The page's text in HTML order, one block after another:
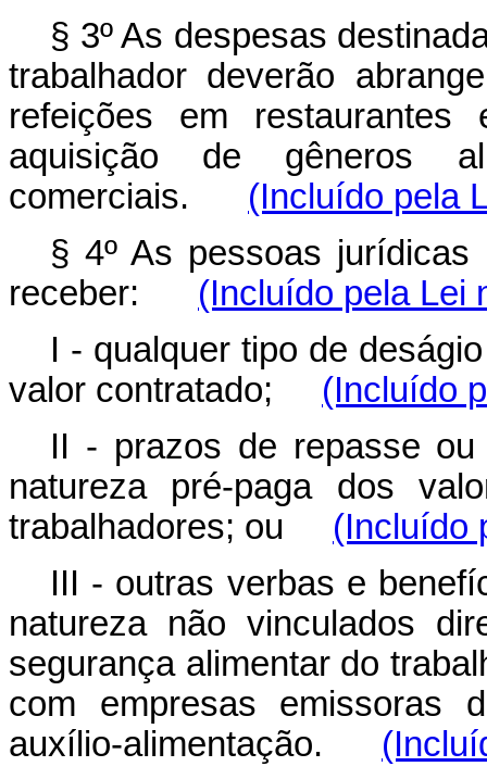
§ 3º As despesas
trabalhador deverão
refeições em
aquisição de gêneros
comerciais. (Incluído pela
§ 4º As pessoas
receber: (Incluído pela Lei
I - qualquer tipo de
valor contratado; (Incluído
II - prazos de repasse ou
natureza pré-paga dos
trabalhadores; ou (Incluído
III - outras verbas e
natureza não vinculados
segurança alimentar do
com empresas emissoras
auxílio-alimentação.